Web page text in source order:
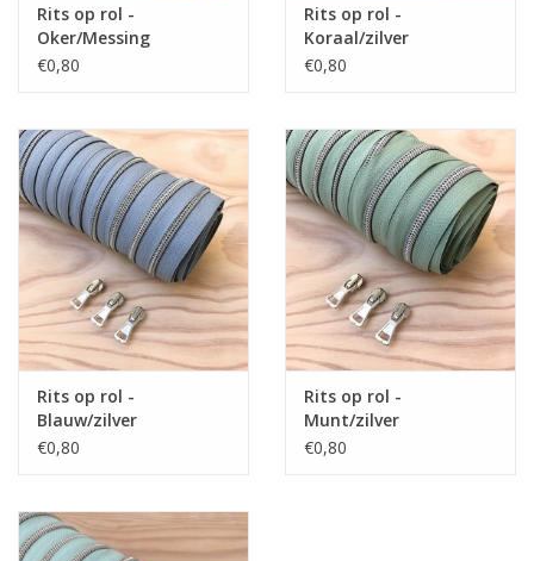
Rits op rol -
Oker/Messing
€0,80
Rits op rol -
Koraal/zilver
€0,80
Rits op rol -
Blauw/zilver
€0,80
Rits op rol -
Munt/zilver
€0,80